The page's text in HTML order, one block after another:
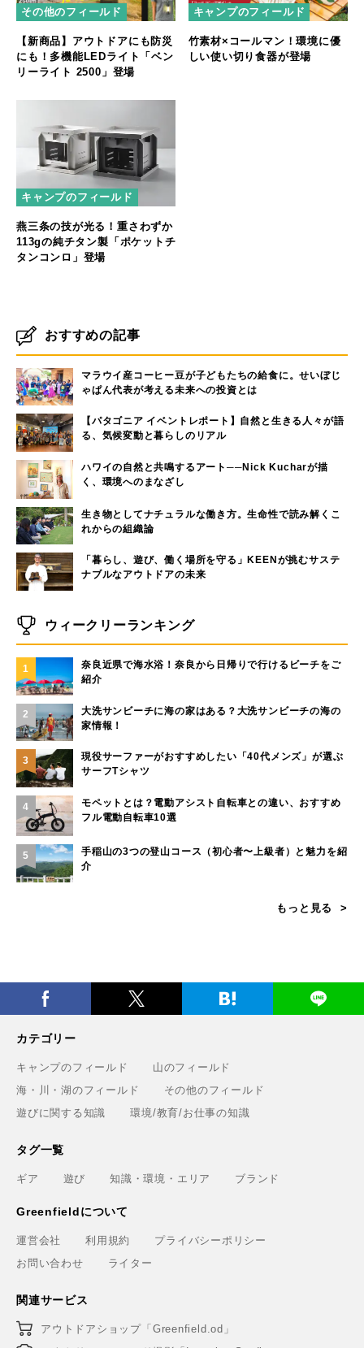
その他のフィールド
【新商品】アウトドアにも防災
にも！多機能LEDライト「ベン
リーライト 2500」登場
キャンプのフィールド
竹素材×コールマン！環境に優
しい使い切り食器が登場
キャンプのフィールド
燕三条の技が光る！重さわずか
113gの純チタン製「ポケットチ
タンコンロ」登場
おすすめの記事
マラウイ産コーヒー豆が子どもたちの給食に。せいぼじ
ゃぱん代表が考える未来への投資とは
【パタゴニア イベントレポート】自然と生きる人々が語
る、気候変動と暮らしのリアル
ハワイの自然と共鳴するアート──Nick Kucharが描
く、環境へのまなざし
生き物としてナチュラルな働き方。生命性で読み解くこ
れからの組織論
「暮らし、遊び、働く場所を守る」KEENが挑むサステ
ナブルなアウトドアの未来
ウィークリーランキング
1
奈良近県で海水浴！奈良から日帰りで行けるビーチをご
紹介
2
大洗サンビーチに海の家はある？大洗サンビーチの海の
家情報！
3
現役サーファーがおすすめしたい「40代メンズ」が選ぶ
サーフTシャツ
4
モペットとは？電動アシスト自転車との違い、おすすめ
フル電動自転車10選
5
手稲山の3つの登山コース（初心者〜上級者）と魅力を紹
介
もっと見る
カテゴリー
キャンプのフィールド
山のフィールド
海・川・湖のフィールド
その他のフィールド
遊びに関する知識
環境/教育/お仕事の知識
タグ一覧
ギア 遊び 知識・環境・エリア ブランド
Greenfieldについて
運営会社 利用規約
プライバシーポリシー
お問い合わせ
ライター
関連サービス
アウトドアショップ「Greenfield.od」